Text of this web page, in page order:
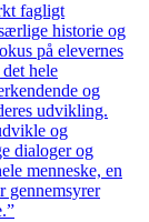
fagligt
historie og
på elevernes
hele
og
udvikling.
og
dialoger og
menneske, en
gennemsyrer